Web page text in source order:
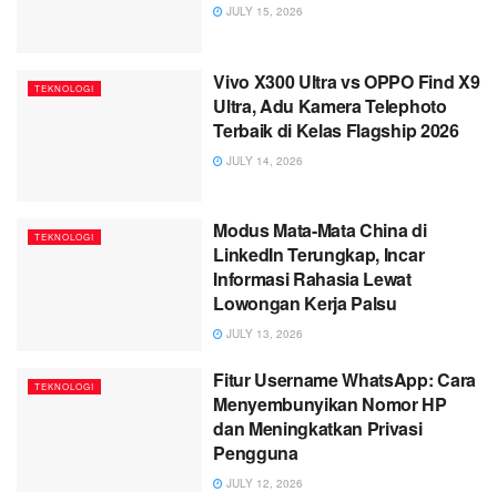
JULY 15, 2026
TEKNOLOGI
Vivo X300 Ultra vs OPPO Find X9
Ultra, Adu Kamera Telephoto
Terbaik di Kelas Flagship 2026
JULY 14, 2026
TEKNOLOGI
Modus Mata-Mata China di
LinkedIn Terungkap, Incar
Informasi Rahasia Lewat
Lowongan Kerja Palsu
JULY 13, 2026
TEKNOLOGI
Fitur Username WhatsApp: Cara
Menyembunyikan Nomor HP
dan Meningkatkan Privasi
Pengguna
JULY 12, 2026